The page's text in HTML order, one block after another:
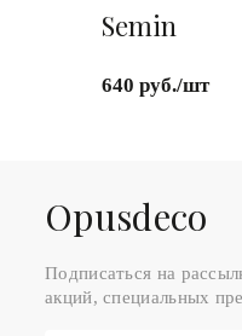
Semin
640 руб./шт
Оpusdeco
Подписаться на
акций, специальных